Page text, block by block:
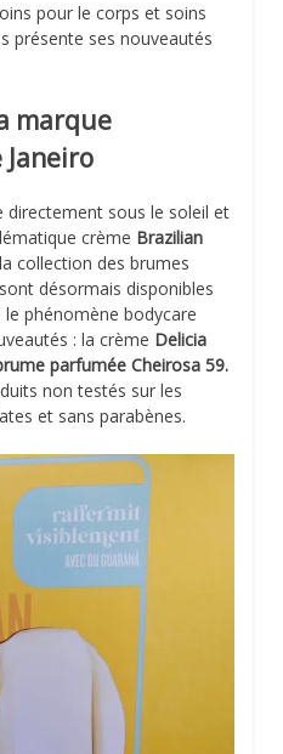
pour le corps et soins
présente ses nouveautés
marque
directement sous le soleil et
crème Brazilian
collection des brumes
sont désormais disponibles
le phénomène bodycare
: la crème Delicia
parfumée Cheirosa 59.
non testés sur les
et sans parabènes.